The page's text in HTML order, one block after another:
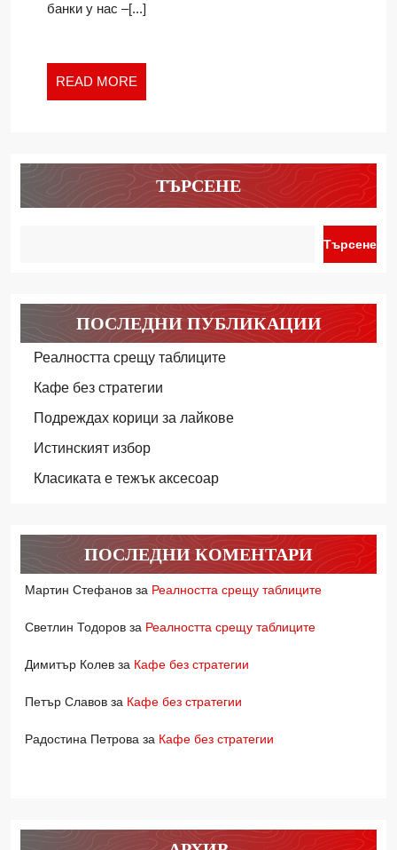
банки у нас –[...]
READ MORE
MORE
ТЪРСЕНЕ
Търсене
ПОСЛЕДНИ ПУБЛИКАЦИИ
Реалността срещу таблиците
Кафе без стратегии
Подреждах корици за лайкове
Истинският избор
Класиката е тежък аксесоар
ПОСЛЕДНИ КОМЕНТАРИ
Мартин Стефанов за Реалността срещу таблиците
Светлин Тодоров за Реалността срещу таблиците
Димитър Колев за Кафе без стратегии
Петър Славов за Кафе без стратегии
Радостина Петрова за Кафе без стратегии